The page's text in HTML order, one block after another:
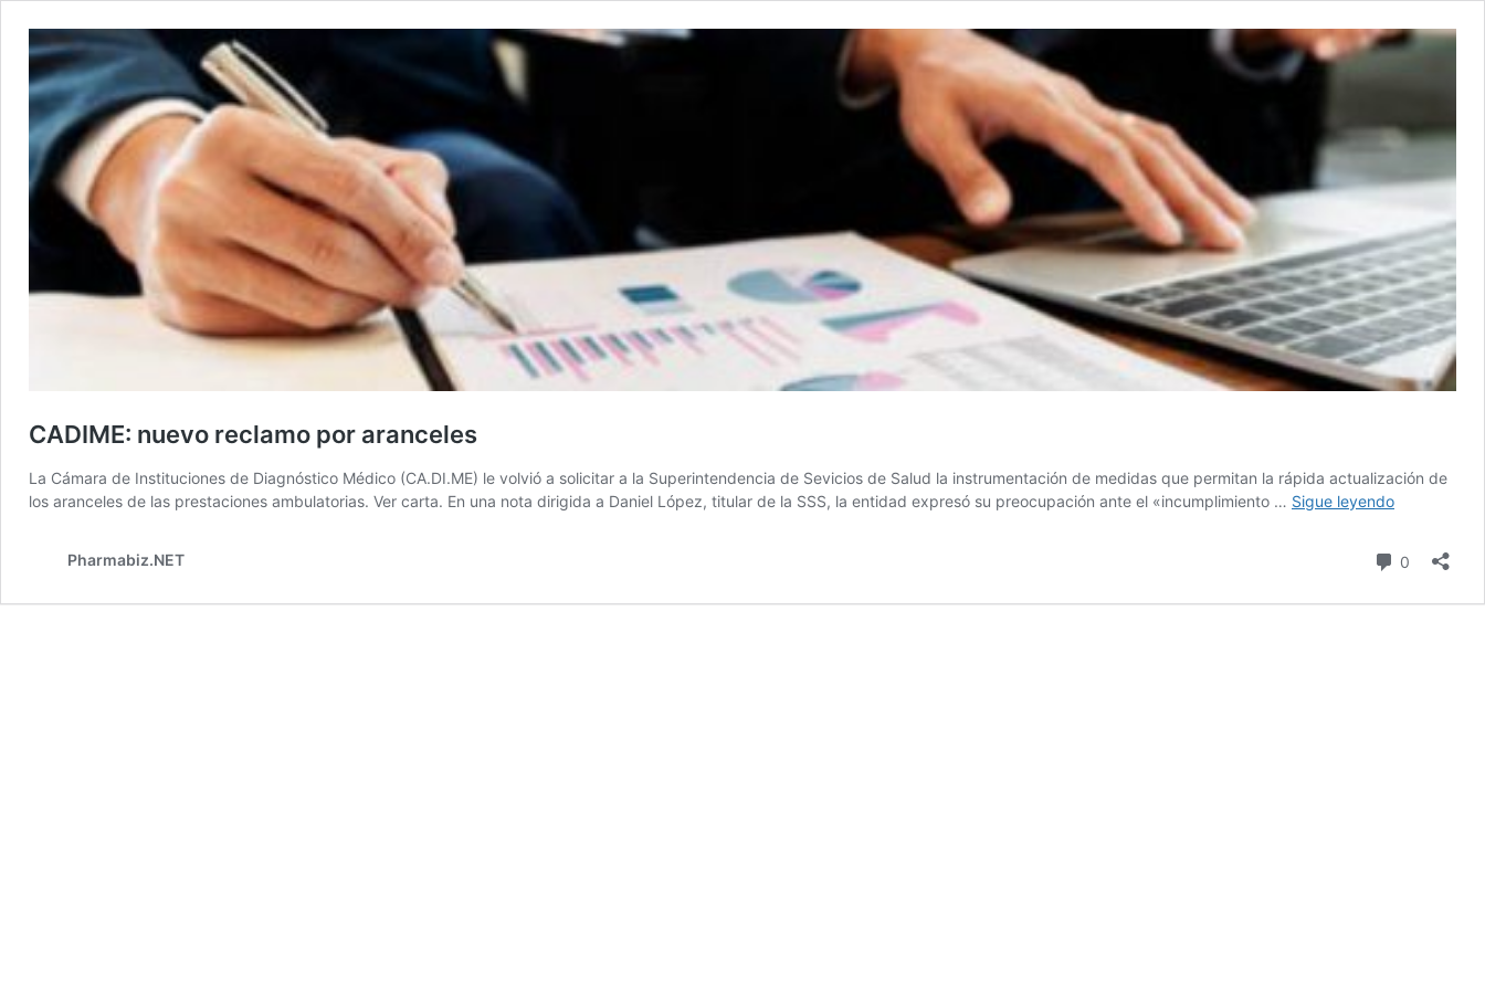
CADIME: nuevo reclamo por aranceles
La Cámara de Instituciones de Diagnóstico Médico (CA.DI.ME) le volvió a solicitar a la Superintendencia de Sevicios de Salud la instrumentación de medidas que permitan la rápida actualización de
los aranceles de las prestaciones ambulatorias. Ver carta. En una nota dirigida a Daniel López, titular de la SSS, la entidad expresó su preocupación ante el «incumplimiento … Sigue leyendoCADIME:
por
Pharmabiz.NET 0